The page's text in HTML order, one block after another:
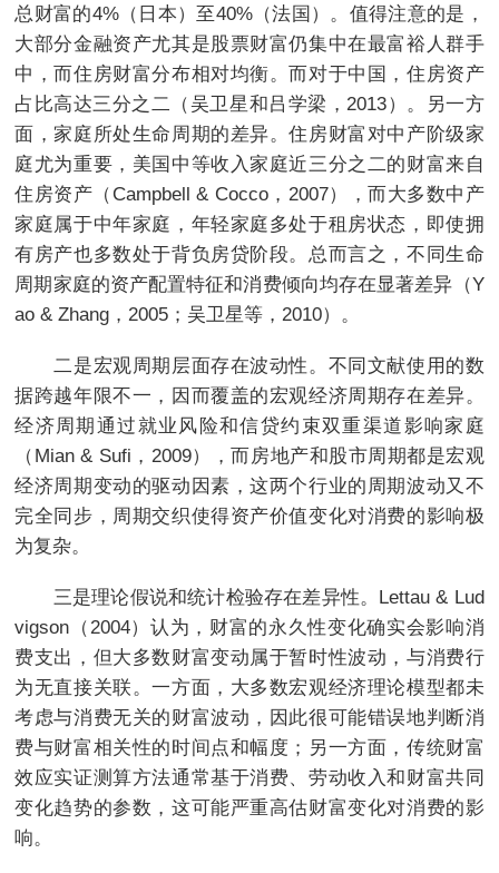
总财富的4%（日本）至40%（法国）。值得注意的是，
大部分金融资产尤其是股票财富仍集中在最富裕人群手
中，而住房财富分布相对均衡。而对于中国，住房资产
占比高达三分之二（吴卫星和吕学梁，2013）。另一方
面，家庭所处生命周期的差异。住房财富对中产阶级家
庭尤为重要，美国中等收入家庭近三分之二的财富来自
住房资产（Campbell & Cocco，2007），而大多数中产
家庭属于中年家庭，年轻家庭多处于租房状态，即使拥
有房产也多数处于背负房贷阶段。总而言之，不同生命
周期家庭的资产配置特征和消费倾向均存在显著差异（Y
ao & Zhang，2005；吴卫星等，2010）。
二是宏观周期层面存在波动性。不同文献使用的数
据跨越年限不一，因而覆盖的宏观经济周期存在差异。
经济周期通过就业风险和信贷约束双重渠道影响家庭
（Mian & Sufi，2009），而房地产和股市周期都是宏观
经济周期变动的驱动因素，这两个行业的周期波动又不
完全同步，周期交织使得资产价值变化对消费的影响极
为复杂。
三是理论假说和统计检验存在差异性。Lettau & Lud
vigson（2004）认为，财富的永久性变化确实会影响消
费支出，但大多数财富变动属于暂时性波动，与消费行
为无直接关联。一方面，大多数宏观经济理论模型都未
考虑与消费无关的财富波动，因此很可能错误地判断消
费与财富相关性的时间点和幅度；另一方面，传统财富
效应实证测算方法通常基于消费、劳动收入和财富共同
变化趋势的参数，这可能严重高估财富变化对消费的影
响。